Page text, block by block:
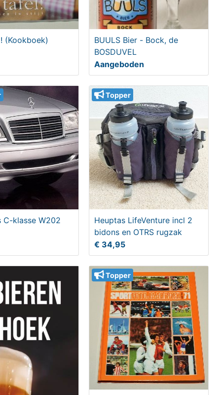
(Kookboek)
BUULS Bier - Bock, de
BOSDUVEL
Aangeboden
C-klasse W202
Topper
Heuptas LifeVenture incl 2
bidons en OTRS rugzak
€ 34,95
Topper